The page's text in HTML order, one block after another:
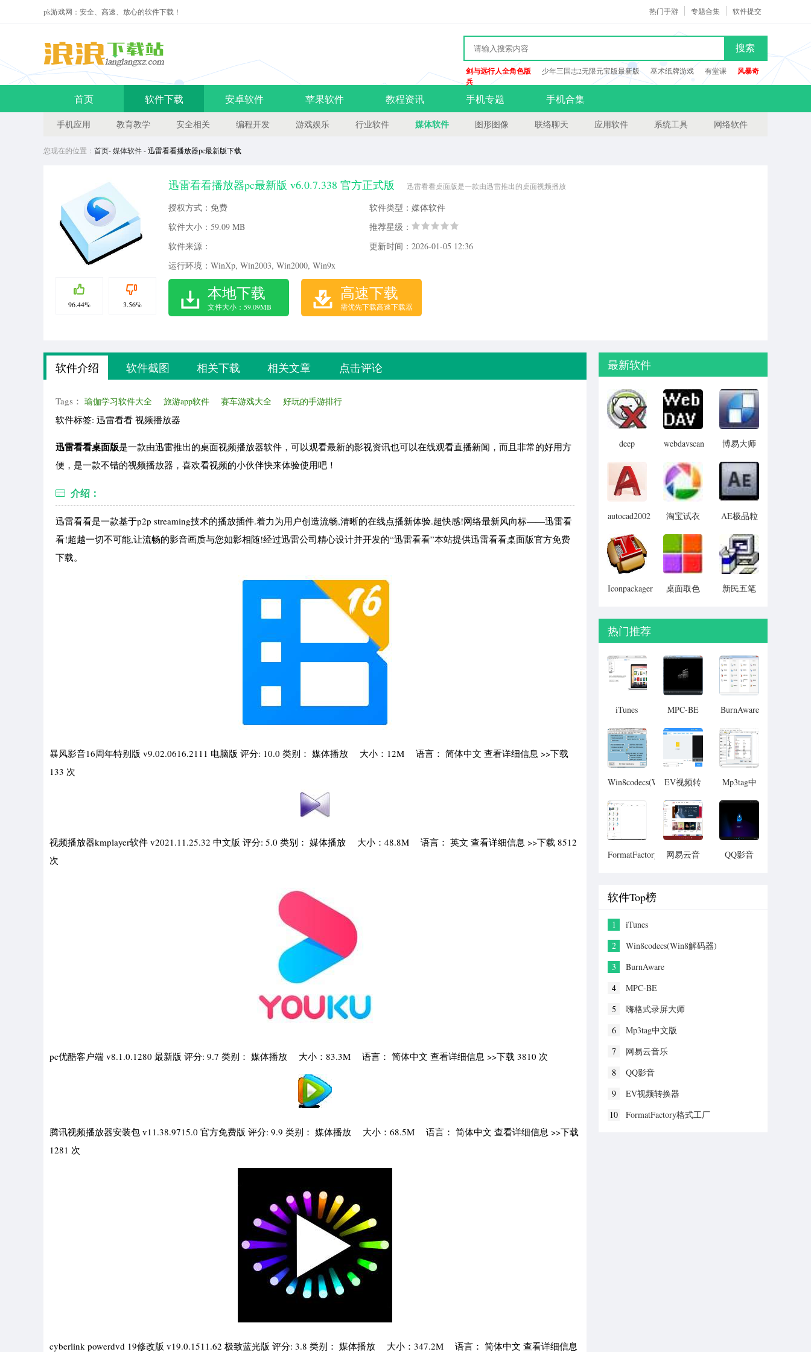
pk游戏网：安全、高速、放心的软件下载！ 软件提交
专题合集
热门手游
搜索
剑与远行人全角色版 少年三国志2无限元宝版最新版 巫术纸牌游戏 有堂课
风暴奇
兵
首页 软件下载 安卓软件 苹果软件 教程资讯 手机专题 手机合集
手机应用 教育教学 安全相关 编程开发 游戏娱乐 行业软件 媒体软件 图形图像 联络聊天 应用软件 系统工具 网络软件
您现在的位置： 首页-媒体软件- 迅雷看看播放器pc最新版下载
96.44% 3.56%
迅雷看看播放器pc最新版 v6.0.7.338 官方正式版
迅雷看看桌面版是一款由迅雷推出的桌面视频播放
授权方式：免费
软件类型：媒体软件
软件大小： 59.09 MB
推荐星级：
软件来源：
更新时间：2026-01-05 12:36
运行环境：WinXp, Win2003, Win2000, Win9x
本地下载
文件大小：59.09MB
高速下载
需优先下载高速下载器
软件介绍 软件截图 相关下载 相关文章 点击评论
Tags： 瑜伽学习软件大全 旅游app软件 赛车游戏大全 好玩的手游排行
软件标签: 迅雷看看 视频播放器
迅雷看看桌面版是一款由迅雷推出的桌面视频播放器软件，可以观看最新的影视资讯也可以在线观看直播新闻，而且非常的好用方
便，是一款不错的视频播放器，喜欢看视频的小伙伴快来体验使用吧！
介绍：
迅雷看看是一款基于p2p streaming技术的播放插件.着力为用户创造流畅,清晰的在线点播新体验.超快感!网络最新风向标――迅雷看
看!超越一切不可能,让流畅的影音画质与您如影相随!经过迅雷公司精心设计并开发的“迅雷看看”本站提供迅雷看看桌面版官方免费
下载。
暴风影音16周年特别版 v9.02.0616.2111 电脑版 评分: 10.0 类别： 媒体播放 大小：12M 语言： 简体中文 查看详细信息 >>下载
133 次
视频播放器kmplayer软件 v2021.11.25.32 中文版 评分: 5.0 类别： 媒体播放 大小：48.8M 语言： 英文 查看详细信息 >>下载 8512
次
pc优酷客户端 v8.1.0.1280 最新版 评分: 9.7 类别： 媒体播放 大小：83.3M 语言： 简体中文 查看详细信息 >>下载 3810 次
腾讯视频播放器安装包 v11.38.9715.0 官方免费版 评分: 9.9 类别： 媒体播放 大小：68.5M 语言： 简体中文 查看详细信息 >>下载
1281 次
cyberlink powerdvd 19修改版 v19.0.1511.62 极致蓝光版 评分: 3.8 类别： 媒体播放 大小：347.2M 语言： 简体中文 查看详细信息
最新软件
deep
password
remover(冰
点还原密
码清除器)
webdavscan
(web漏洞
扫描软件)
博易大师
autocad2002
淘宝试衣
AE极品粒
(Trapcode
Particular)
Iconpackager
桌面取色
新民五笔
热门推荐
iTunes MPC-BE BurnAware
Win8codecs(Win8EV视频转
Mp3tag中
FormatFactory
网易云音
QQ影音
软件Top榜
1
iTunes
2
Win8codecs(Win8解码器)
3
BurnAware
4
MPC-BE
5
嗨格式录屏大师
6
Mp3tag中文版
7
网易云音乐
8
QQ影音
9
EV视频转换器
10
FormatFactory格式工厂